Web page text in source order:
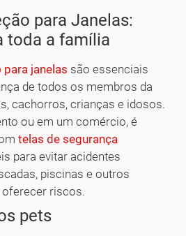
para Janelas:
toda a família
janelas são essenciais
de todos os membros da
cachorros, crianças e idosos.
ou em um comércio, é
telas de segurança
para evitar acidentes
piscinas e outros
riscos.
pets